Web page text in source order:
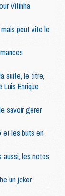
Vitinha
peut vite le
suite, le titre,
Enrique
savoir gérer
et les buts en
aussi, les notes
un joker